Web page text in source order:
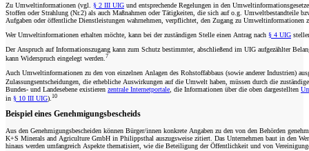
Zu Umweltinformationen (vgl. § 2 III UIG und entsprechende Regelungen in den
Stoffen oder Strahlung (Nr.2) als auch Maßnahmen oder Tätigkeiten, die sich auf o.g. Umweltbestandteile
Aufgaben oder öffentliche Dienstleistungen wahrnehmen, verpflichtet, den Zugang zu Umweltinformationen
Wer Umweltinformationen erhalten möchte, kann bei der zuständigen Stelle einen Antrag nach § 4 UIG
Der Anspruch auf Informationszugang kann zum Schutz bestimmter, abschließend im UIG aufgezählter
kann Widerspruch eingelegt werden. 7
Auch Umweltinformationen zu den von einzelnen Anlagen des Rohstoffabbaus (sowie anderer Industrien)
Zulassungsentscheidungen, die erhebliche Auswirkungen auf die Umwelt haben, müssen durch die
Bundes- und Landesebene existieren zentrale Internetportale , die Informationen über die oben dargestellten
in § 10 III UIG). 10
Beispiel eines Genehmigungsbescheids
Aus den Genehmigungsbescheiden können Bürger/innen konkrete Angaben zu den von den Behörden
K+S Minerals and Agriculture GmbH in Philippsthal auszugsweise zitiert. Das Unternehmen baut in den
hinaus werden umfangreich Aspekte thematisiert, wie die Beteiligung der Öffentlichkeit und von